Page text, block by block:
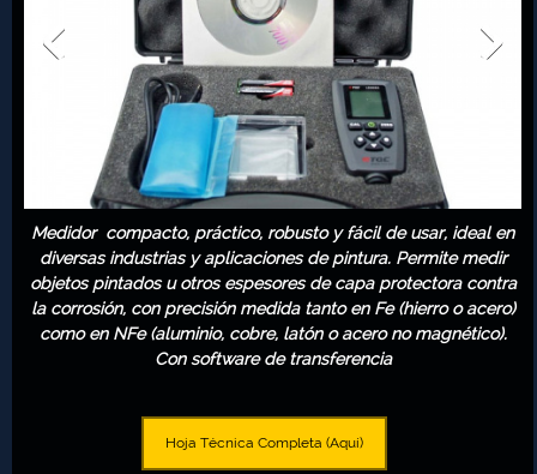
Medidor compacto, práctico, robusto y fácil de usar, ideal en
diversas industrias y aplicaciones de pintura. Permite medir
objetos pintados u otros espesores de capa protectora contra
la corrosión, con precisión medida tanto en Fe (hierro o acero)
como en NFe (aluminio, cobre, latón o acero no magnético).
Con software de transferencia
Hoja Técnica Completa (Aquí)